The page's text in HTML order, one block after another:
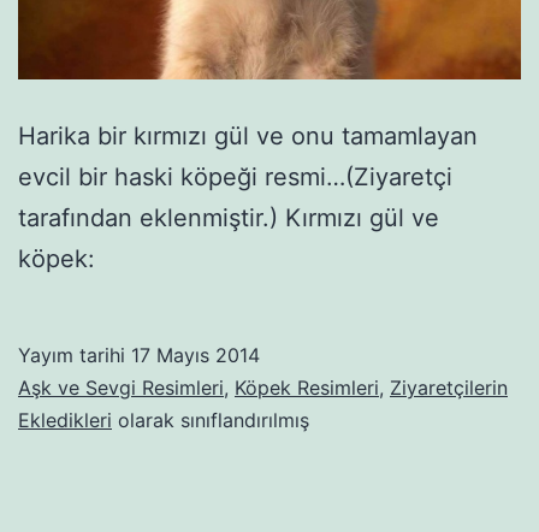
Harika bir kırmızı gül ve onu tamamlayan
evcil bir haski köpeği resmi…(Ziyaretçi
tarafından eklenmiştir.) Kırmızı gül ve
köpek:
Yayım tarihi 17 Mayıs 2014
Aşk ve Sevgi Resimleri, Köpek Resimleri, Ziyaretçilerin
Ekledikleri olarak sınıflandırılmış